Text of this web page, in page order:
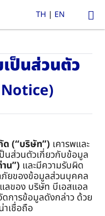
TH | EN
ป็นส่วนตัว
(“บริษัท”) เคารพและ
นส่วนตัวเกี่ยวกับข้อมูล
น”) และมีความรับผิด
ภัยของข้อมูลส่วนบุคคล
ลของ บริษัท บีเอสแอล
การข้อมูลดังกล่าว ด้วย
เชื่อถือ